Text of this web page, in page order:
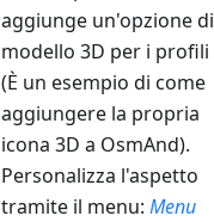
aggiunge un'opzione di
modello 3D per i profili
(È un esempio di come
aggiungere la propria
icona 3D a OsmAnd).
Personalizza l'aspetto
tramite il menu: Menu